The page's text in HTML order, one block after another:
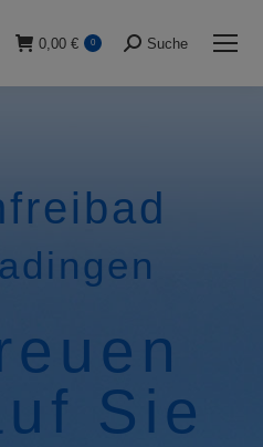
0,00 € 0 Suche:
Suche
Sie